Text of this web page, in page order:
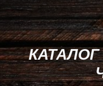
КАТАЛОГ